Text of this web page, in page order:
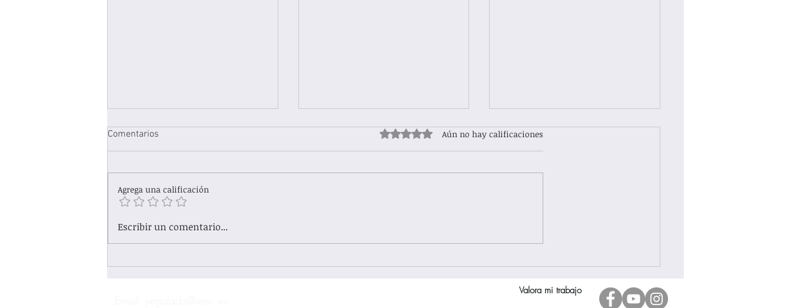
LA FEAP QUIERE EXCLUIR AL
Comentarios Obtuvo 0 de 5 estrellas.
Aún no hay calificaciones
Agrega una calificación
Escribir un comentario...
Valora mi trabajo